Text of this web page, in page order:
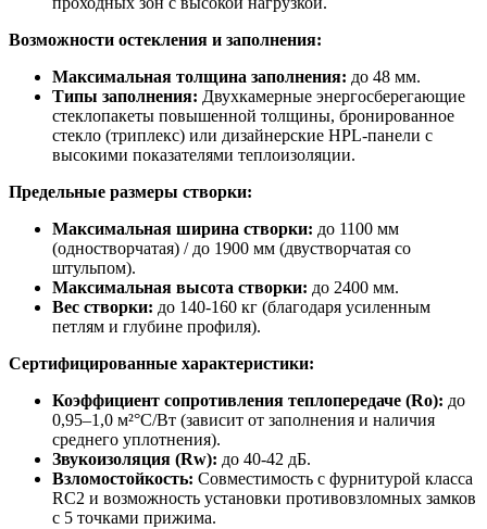
Возможности остекления и заполнения:
Максимальная толщина заполнения: до 48 мм.
Типы заполнения: Двухкамерные энергосберегающие
стеклопакеты повышенной толщины, бронированное
стекло (триплекс) или дизайнерские HPL-панели с
высокими показателями теплоизоляции.
Предельные размеры створки:
Максимальная ширина створки: до 1100 мм
(одностворчатая) / до 1900 мм (двустворчатая со
штульпом).
Максимальная высота створки: до 2400 мм.
Вес створки: до 140-160 кг (благодаря усиленным
петлям и глубине профиля).
Сертифицированные характеристики:
Коэффициент сопротивления теплопередаче (Ro): до
0,95–1,0 м²°C/Вт (зависит от заполнения и наличия
среднего уплотнения).
Звукоизоляция (Rw): до 40-42 дБ.
Взломостойкость: Совместимость с фурнитурой класса
RC2 и возможность установки противовзломных замков
с 5 точками прижима.